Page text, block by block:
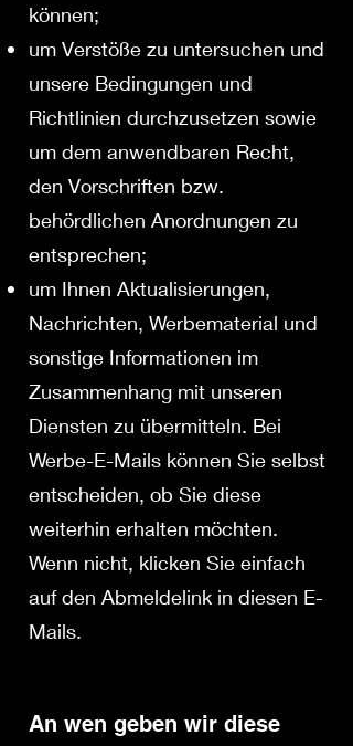
können;
um Verstöße zu untersuchen und
unsere Bedingungen und
Richtlinien durchzusetzen sowie
um dem anwendbaren Recht,
den Vorschriften bzw.
behördlichen Anordnungen zu
entsprechen;
um Ihnen Aktualisierungen,
Nachrichten, Werbematerial und
sonstige Informationen im
Zusammenhang mit unseren
Diensten zu übermitteln. Bei
Werbe-E-Mails können Sie selbst
entscheiden, ob Sie diese
weiterhin erhalten möchten.
Wenn nicht, klicken Sie einfach
auf den Abmeldelink in diesen E-
Mails.
An wen geben wir diese